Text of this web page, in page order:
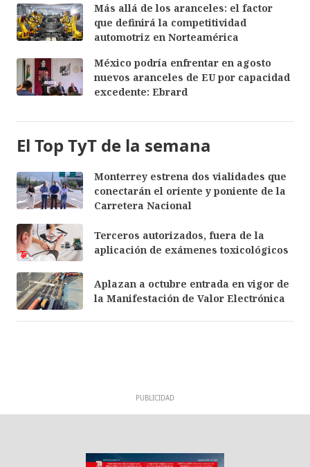
Más allá de los aranceles: el factor
que definirá la competitividad
automotriz en Norteamérica
México podría enfrentar en agosto
nuevos aranceles de EU por capacidad
excedente: Ebrard
El Top TyT de la semana
Monterrey estrena dos vialidades que
conectarán el oriente y poniente de la
Carretera Nacional
Terceros autorizados, fuera de la
aplicación de exámenes toxicológicos
Aplazan a octubre entrada en vigor de
la Manifestación de Valor Electrónica
PUBLICIDAD